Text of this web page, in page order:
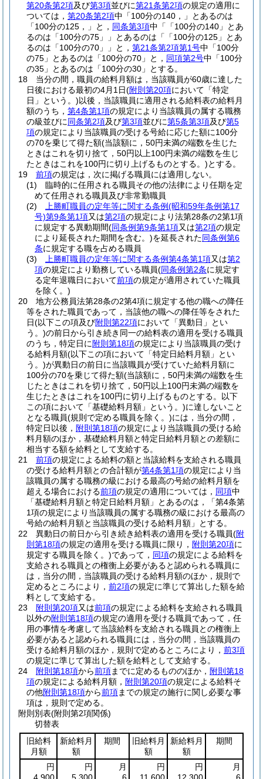
第20条第2項及び第3項並びに第21条第2項の規定の適用に
ついては， 第20条第2項中「100分の140，」とあるのは
「100分の125，」と， 同条第3項中「「100分の140」とあ
るのは「100分の75」」とあるのは「「100分の125」とあ
るのは「100分の70」」と， 第21条第2項第1号中「100分
の75」とあるのは「100分の70」と， 同項第2号中「100分
の35」とあるのは「100分の30」とする。
18
当分の間，職員の給料月額は，当該職員が60歳に達した
日後における最初の4月1日(附則第20項において「特定
日」という。)以後，当該職員に適用される給料表の給料月
額のうち， 第4条第1項の規定により当該職員の属する職務
の級並びに同条第2項及び第3項並びに第5条第3項及び第5
項の規定により当該職員の受ける号給に応じた額に100分
の70を乗じて得た額(当該額に，50円未満の端数を生じた
ときはこれを切り捨て，50円以上100円未満の端数を生じ
たときはこれを100円に切り上げるものとする。)とする。
19
前項の規定は，次に掲げる職員には適用しない。
(1)
臨時的に任用される職員その他の法律により任期を定
めて任用される職員及び非常勤職員
(2)
上勝町職員の定年等に関する条例(昭和59年条例第17
号)第9条第1項又は第2項の規定により法第28条の2第1項
に規定する異動期間(同条例第9条第1項又は第2項の規定
により延長された期間を含む。)を延長された同条例第6
条に規定する職を占める職員
(3)
上勝町職員の定年等に関する条例第4条第1項又は第2
項の規定により勤務している職員(同条例第2条に規定す
る定年退職日において前項の規定が適用されていた職員
を除く。)
20
地方公務員法第28条の2第4項に規定する他の職への降任
等をされた職員であって，当該他の職への降任等をされた
日(以下この項及び附則第22項において「異動日」とい
う。)の前日から引き続き同一の給料表の適用を受ける職員
のうち，特定日に 附則第18項の規定により当該職員の受け
る給料月額(以下この項において「特定日給料月額」とい
う。)が異動日の前日に当該職員が受けていた給料月額に
100分の70を乗じて得た額(当該額に，50円未満の端数を生
じたときはこれを切り捨て，50円以上100円未満の端数を
生じたときはこれを100円に切り上げるものとする。以下
この項において「基礎給料月額」という。)に達しないこと
となる職員(規則で定める職員を除く。)には，当分の間，
特定日以後， 附則第18項の規定により当該職員の受ける給
料月額のほか，基礎給料月額と特定日給料月額との差額に
相当する額を給料として支給する。
21
前項の規定による給料の額と当該給料を支給される職員
の受ける給料月額との合計額が第4条第1項の規定により当
該職員の属する職務の級における最高の号給の給料月額を
超える場合における前項の規定の適用については， 同項中
「基礎給料月額と特定日給料月額」とあるのは，「第4条第
1項の規定により当該職員の属する職務の級における最高の
号給の給料月額と当該職員の受ける給料月額」とする。
22
異動日の前日から引き続き給料表の適用を受ける職員(附
則第18項の規定の適用を受ける職員に限り， 附則第20項に
規定する職員を除く。)であって， 同項の規定による給料を
支給される職員との権衡上必要があると認められる職員に
は，当分の間，当該職員の受ける給料月額のほか，規則で
定めるところにより， 前2項の規定に準じて算出した額を給
料として支給する。
23
附則第20項又は前項の規定による給料を支給される職員
以外の附則第18項の規定の適用を受ける職員であって，任
用の事情を考慮して当該給料を支給される職員との権衡上
必要があると認められる職員には，当分の間，当該職員の
受ける給料月額のほか，規則で定めるところにより， 前3項
の規定に準じて算出した額を給料として支給する。
24
附則第18項から前項までに定めるもののほか， 附則第18
項の規定による給料月額， 附則第20項の規定による給料そ
の他附則第18項から前項までの規定の施行に関し必要な事
項は，規則で定める。
附則別表(附則第2項関係)
切替表
旧給料
月額
新給料月
額
期間
旧給料月
額
新給料月
額
期間
円
円
月
円
円
月